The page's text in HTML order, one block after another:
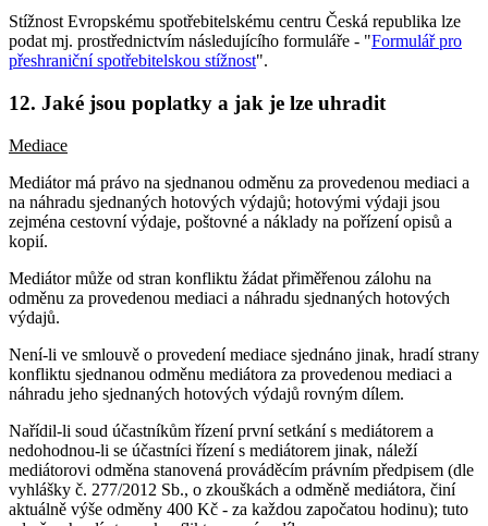
Stížnost Evropskému spotřebitelskému centru Česká republika lze
podat mj. prostřednictvím následujícího formuláře - "Formulář pro
přeshraniční spotřebitelskou stížnost".
12. Jaké jsou poplatky a jak je lze uhradit
Mediace
Mediátor má právo na sjednanou odměnu za provedenou mediaci a
na náhradu sjednaných hotových výdajů; hotovými výdaji jsou
zejména cestovní výdaje, poštovné a náklady na pořízení opisů a
kopií.
Mediátor může od stran konfliktu žádat přiměřenou zálohu na
odměnu za provedenou mediaci a náhradu sjednaných hotových
výdajů.
Není-li ve smlouvě o provedení mediace sjednáno jinak, hradí strany
konfliktu sjednanou odměnu mediátora za provedenou mediaci a
náhradu jeho sjednaných hotových výdajů rovným dílem.
Nařídil-li soud účastníkům řízení první setkání s mediátorem a
nedohodnou-li se účastníci řízení s mediátorem jinak, náleží
mediátorovi odměna stanovená prováděcím právním předpisem (dle
vyhlášky č. 277/2012 Sb., o zkouškách a odměně mediátora, činí
aktuálně výše odměny 400 Kč - za každou započatou hodinu); tuto